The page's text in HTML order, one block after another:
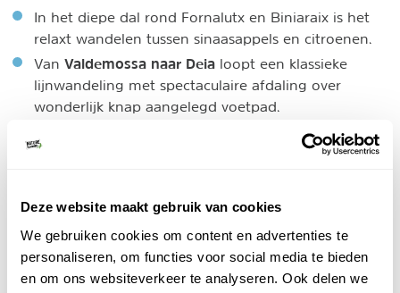
Deze website maakt gebruik van cookies
We gebruiken cookies om content en advertenties te
personaliseren, om functies voor social media te bieden
en om ons websiteverkeer te analyseren. Ook delen we
In het diepe dal rond Fornalutx en Biniaraix is het
relaxt wandelen tussen sinaasappels en citroenen.
Van Valdemossa naar Deia loopt een klassieke
lijnwandeling met spectaculaire afdaling over
wonderlijk knap aangelegd voetpad.
kun je een
rondwandeling in verschillende lengtes maken over
3. Kustwandelingen op Mallorca
Hoe heerlijk is het om te hiken met zicht op zee? Een
briesje in je haar, de zon op je gezicht en het kabbelen
van het water als achtergrondgeluid.